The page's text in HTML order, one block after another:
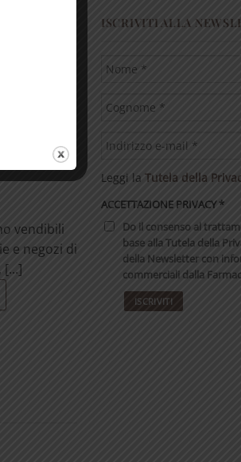
un
vendibili
e negozi di
ISCRIVITI ALLA
Leggi la Tutela della
ACCETTAZIONE PRIVACY*
Do il consenso al
base alla Tutela della
della Newsletter con
commerciali dalla